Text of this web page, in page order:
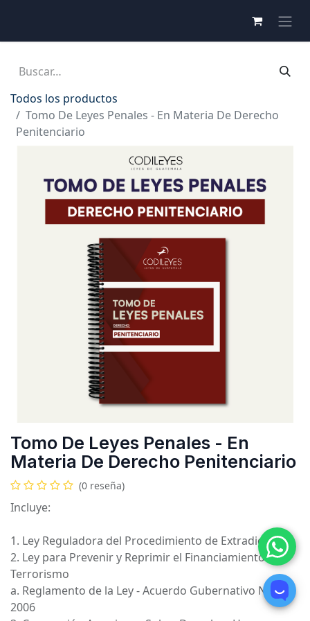
Todos los productos
Tomo De Leyes Penales - En Materia De Derecho
Penitenciario
Tomo De Leyes Penales - En
Materia De Derecho Penitenciario
(0 reseña)
Incluye:
1. Ley Reguladora del Procedimiento de Extradición
2. Ley para Prevenir y Reprimir el Financiamiento del
Terrorismo
a. Reglamento de la Ley - Acuerdo Gubernativo No. 88-
2006